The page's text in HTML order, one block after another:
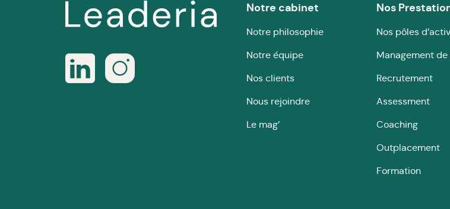
Notre cabinet
Notre philosophie
Notre équipe
Nos clients
Nous rejoindre
Le mag’
Nos
Nos pôles
Management
Recrutement
Assessment
Coaching
Outplacement
Formation